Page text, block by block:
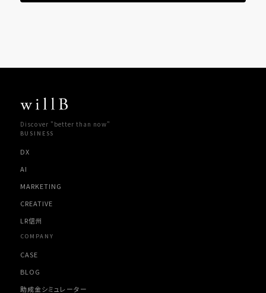
Discover "better than now"
BUSINESS
DX
AI
MARKETING
CREATIVE
LR信州
COMPANY
CASE
BLOG
助成金シミュレーター